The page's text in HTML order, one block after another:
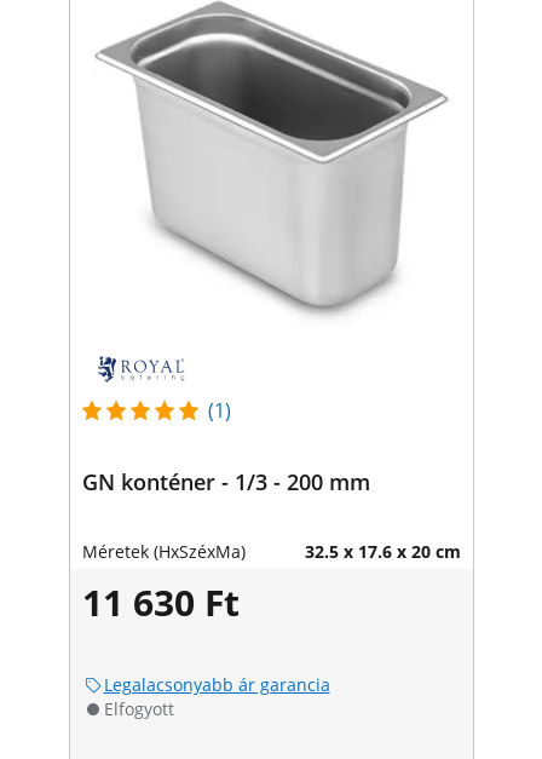
(1)
GN konténer - 1/3 - 200 mm
Méretek (HxSzéxMa) 32.5 x 17.6 x 20 cm
11 630 Ft
Legalacsonyabb ár garancia
Elfogyott